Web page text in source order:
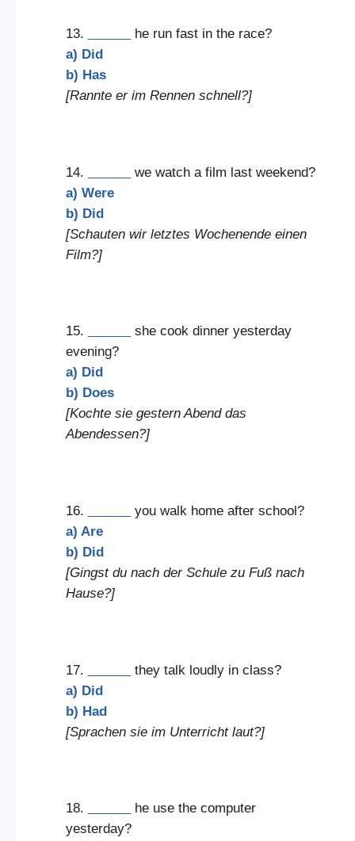
13.
he run fast in the race?
a) Did
b) Has
[Rannte er im Rennen schnell?]
14.
we watch a film last weekend?
a) Were
b) Did
[Schauten wir letztes Wochenende einen
Film?]
15.
she cook dinner yesterday
evening?
a) Did
b) Does
[Kochte sie gestern Abend das
Abendessen?]
16.
you walk home after school?
a) Are
b) Did
[Gingst du nach der Schule zu Fuß nach
Hause?]
17.
they talk loudly in class?
a) Did
b) Had
[Sprachen sie im Unterricht laut?]
18.
he use the computer
yesterday?